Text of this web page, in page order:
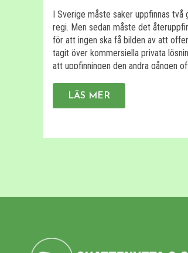
I Sverige måste saker uppfinnas två
regi. Men sedan måste det
för att ingen ska få bilden av att
tagit över kommersiella privata
att uppfinningen den andra gången
exempel på […]
LÄS MER